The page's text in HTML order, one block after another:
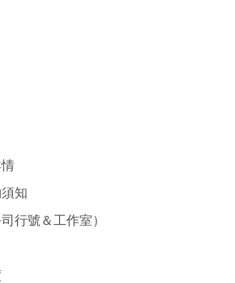
知
行號＆工作室）